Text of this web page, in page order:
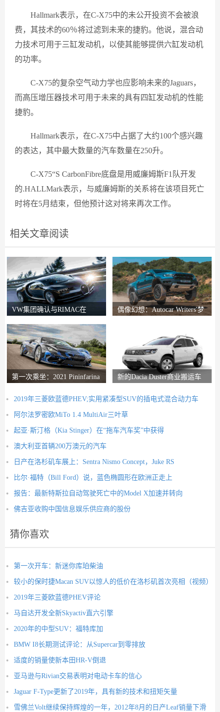
Hallmark表示，在C-X75中的未公开投资不会被浪
费，其技术的60％将过滤到未来的捷豹。他说，混合动
力技术可用于三缸发动机，以使其能够提供六缸发动机
的功率。
C-X75的复杂空气动力学也应影响未来的Jaguars，
而高压增压器技术可用于未来的具有四缸发动机的性能
捷豹。
Hallmark表示，在C-X75中占据了大约100个感兴趣
的表达，其中最大数量的汽车数量在250升。
C-X75“S CarbonFibre底盘是用威廉姆斯F1队开发
的.HALLMark表示，与威廉姆斯的关系将在该项目死亡
时将在5月结束，但他预计这对将来再次工作。
相关文章阅读
VW集团确认与RIMAC在
偶像幻想：Autocar Writers'梦
第一次乘坐：2021 Pininfarina
新的Dacia Duster商业搬运车
2019年三菱欧蓝德PHEV;实用紧凑型SUV的插电式混合动力车
阿尔法罗密欧MiTo 1.4 MultiAir三叶草
起亚·斯汀格（Kia Stinger）在“拖车汽车奖”中获得
澳大利亚首辆200万澳元的汽车
日产在洛杉矶车展上：Sentra Nismo Concept，Juke RS
比尔·福特（Bill Ford）说，蓝色椭圆形在欧洲正走上
报告：最新特斯拉自动驾驶死亡中的Model X加速并转向
佛吉亚收购中国信息娱乐供应商的股份
猜你喜欢
第一次开车：新迷你库珀柴油
较小的保时捷Macan SUV以惊人的低价在洛杉矶首次亮相（视频）
2019年三菱欧蓝德PHEV评论
马自达开发全新Skyactiv直六引擎
2020年的中型SUV：福特库加
BMW I8长期测试评论：从Supercar到零排放
适度的销量使新本田HR-V倒退
亚马逊与Rivian交易表明对电动卡车的信心
Jaguar F-Type更新了2019年，具有新的技术和扭矩矢量
雪佛兰Volt继续保持辉煌的一年，2012年8月的日产Leaf销量下滑